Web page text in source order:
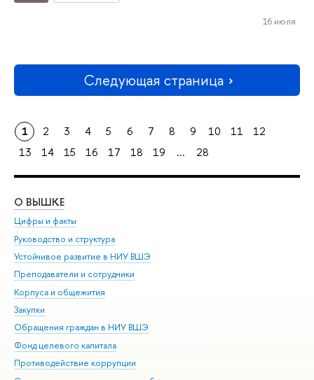
16 июля
Следующая страница
1 2 3 4 5 6 7 8 9 10 11
12
13
14 15 16 17 18 19 ... 28
О ВЫШКЕ
Цифры и факты
Руководство и структура
Устойчивое развитие в НИУ ВШЭ
Преподаватели и сотрудники
Корпуса и общежития
Закупки
Обращения граждан в НИУ ВШЭ
Фонд целевого капитала
Противодействие коррупции